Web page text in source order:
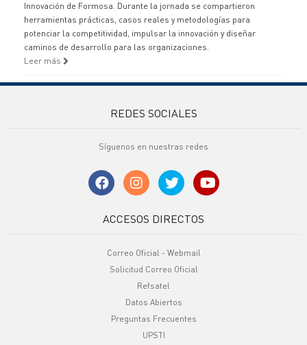
Innovación de Formosa. Durante la jornada se compartieron
herramientas prácticas, casos reales y metodologías para
potenciar la competitividad, impulsar la innovación y diseñar
caminos de desarrollo para las organizaciones.
Leer más
REDES SOCIALES
Síguenos en nuestras redes
ACCESOS DIRECTOS
Correo Oficial - Webmail
Solicitud Correo Oficial
Refsatel
Datos Abiertos
Preguntas Frecuentes
UPSTI